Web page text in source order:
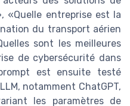
«Quelle entreprise est la
du transport aérien
sont les meilleures
de cybersécurité dans
est ensuite testé
notamment ChatGPT,
les paramètres de